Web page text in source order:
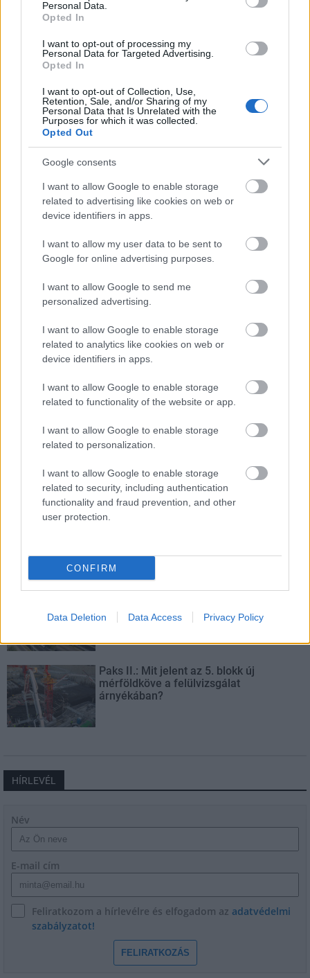
Personal Data.
Opted In
I want to opt-out of processing my
Personal Data for Targeted Advertising.
Opted In
I want to opt-out of Collection, Use,
Retention, Sale, and/or Sharing of my
Personal Data that Is Unrelated with the
Purposes for which it was collected.
Opted Out
Google consents
I want to allow Google to enable storage
related to advertising like cookies on web or
device identifiers in apps.
I want to allow my user data to be sent to
Google for online advertising purposes.
I want to allow Google to send me
personalized advertising.
I want to allow Google to enable storage
related to analytics like cookies on web or
device identifiers in apps.
I want to allow Google to enable storage
related to functionality of the website or app.
I want to allow Google to enable storage
related to personalization.
I want to allow Google to enable storage
related to security, including authentication
functionality and fraud prevention, and other
user protection.
CONFIRM
Data Deletion Data Access Privacy Policy
MAGYAR ÉPÍTŐK
M1 bővítés: már zajlik a teljesen új Bicske Kelet
csomópont építése
Tizenegy meglévő csomópontot korszerűsít és négy új,
különszintű csomópontot hoz létre az MKIF az M1-es
bővítésénél.
Új gyalogosátkelők és jelzőlámpás
Másfélszeresére bővítik
Látványos építési szakasz indult be a
Paks II.: Mit jelent az 5. blokk új
mérföldköve a felülvizsgálat
árnyékában?
HÍRLEVÉL
Név
E-mail cím
Feliratkozom a hírlevélre és elfogadom az adatvédelmi
szabályzatot!
FELIRATKOZÁS